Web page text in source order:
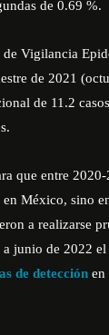
de 0.69 %.
de Vigilancia
de 2021
de 11.2
que entre
México, sino
a realizarse
junio de 2022
de detección en